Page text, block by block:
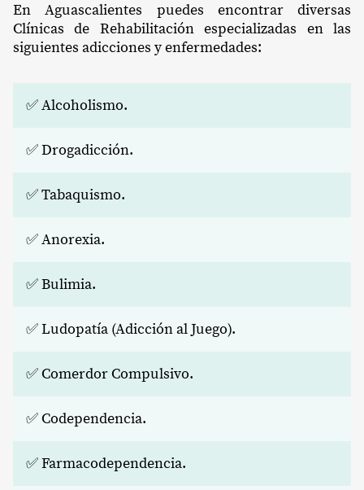
En Aguascalientes puedes encontrar diversas
Clínicas de Rehabilitación especializadas en las
siguientes adicciones y enfermedades:
✅ Alcoholismo.
✅ Drogadicción.
✅ Tabaquismo.
✅ Anorexia.
✅ Bulimia.
✅ Ludopatía (Adicción al Juego).
✅ Comerdor Compulsivo.
✅ Codependencia.
✅ Farmacodependencia.